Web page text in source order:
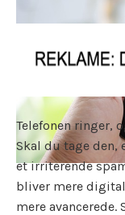
Telefonen ringer,
Skal du tage den,
et irriterende
bliver mere
mere